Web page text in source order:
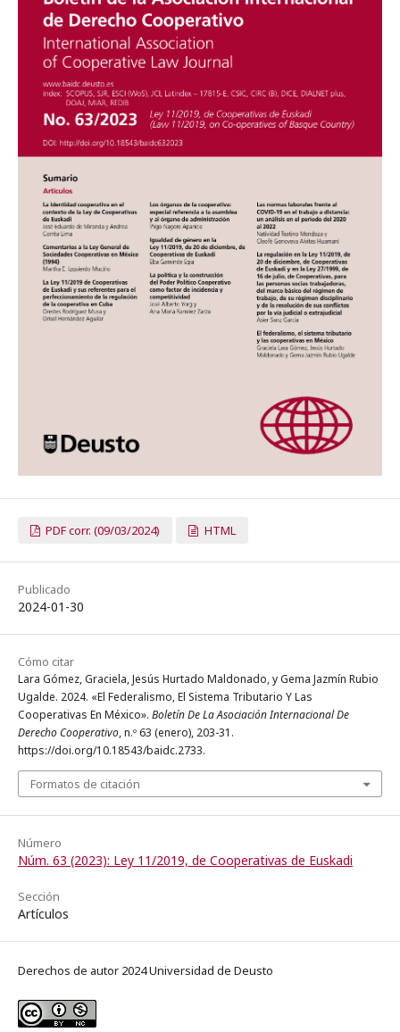
PDF corr. (09/03/2024) HTML
Publicado
2024-01-30
Cómo citar
Lara Gómez, Graciela, Jesús Hurtado Maldonado, y Gema Jazmín Rubio
Ugalde. 2024. «El Federalismo, El Sistema Tributario Y Las
Cooperativas En México». Boletín De La Asociación Internacional De
Derecho Cooperativo, n.º 63 (enero), 203-31.
https://doi.org/10.18543/baidc.2733.
Formatos de citación
Número
Núm. 63 (2023): Ley 11/2019, de Cooperativas de Euskadi
Sección
Artículos
Derechos de autor 2024 Universidad de Deusto